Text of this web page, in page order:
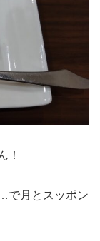
！
で月とスッポン